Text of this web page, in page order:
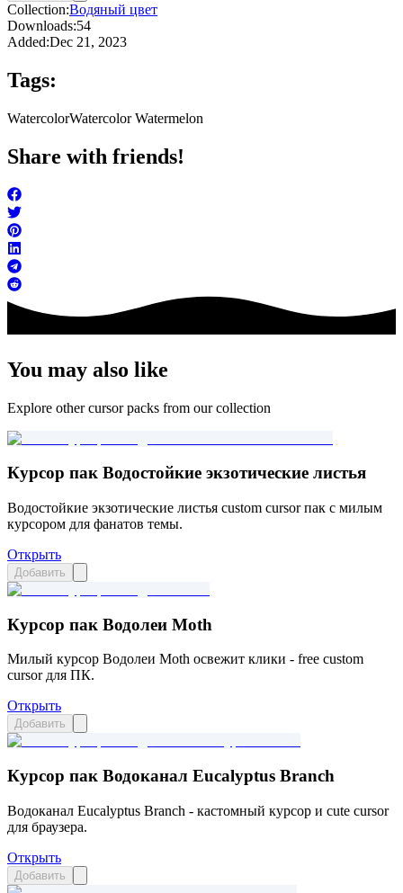
Collection:Водяный цвет
Downloads:54
Added:Dec 21, 2023
Tags:
WatercolorWatercolor Watermelon
Share with friends!
You may also like
Explore other cursor packs from our collection
Курсор пак Водостойкие экзотические листья
Водостойкие экзотические листья custom cursor пак с милым
курсором для фанатов темы.
Открыть
Добавить
Курсор пак Водолеи Moth
Милый курсор Водолеи Moth освежит клики - free custom
cursor для ПК.
Открыть
Добавить
Курсор пак Водоканал Eucalyptus Branch
Водоканал Eucalyptus Branch - кастомный курсор и cute cursor
для браузера.
Открыть
Добавить